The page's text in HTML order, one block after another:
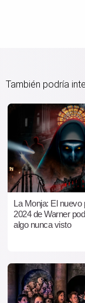
También podría
La Monja: El nuevo
2024 de Warner
algo nunca visto